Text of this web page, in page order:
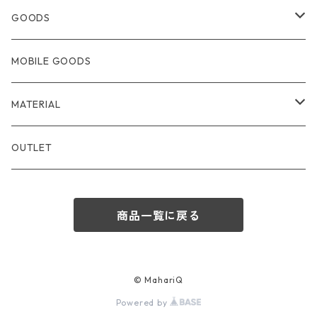
BACKPACK・BODYBAG
TOTEBAG
SOULDERBAG
HANDBAG
GOODS
WALLET
CARDCASE・PASSCASE
KEYCASE・COINCASE
MOBILE GOODS
MATERIAL
LEATHER
OUTLET
商品一覧に戻る
© MahariQ
Powered by